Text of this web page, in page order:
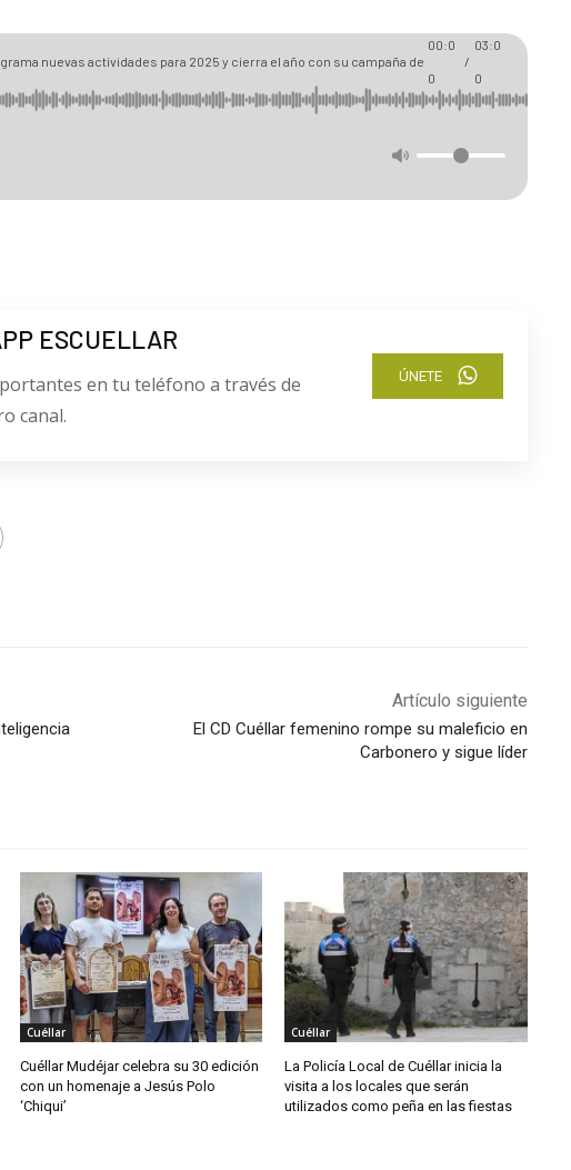
nuevas actividades para 2025 y cierra el año con su campaña de
00:0
0
/
03:0
0
ESCUELLAR
en tu teléfono a través de
canal.
ÚNETE
Artículo siguiente
El CD Cuéllar femenino rompe su maleficio en
Carbonero y sigue líder
Cuéllar
Cuéllar Mudéjar celebra su 30 edición
con un homenaje a Jesús Polo
‘Chiqui’
Cuéllar
La Policía Local de Cuéllar inicia la
visita a los locales que serán
utilizados como peña en las fiestas